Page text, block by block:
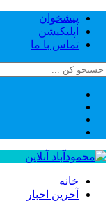
پیشخوان
اپلیکیشن
تماس با ما
خانه
آخرین اخبار